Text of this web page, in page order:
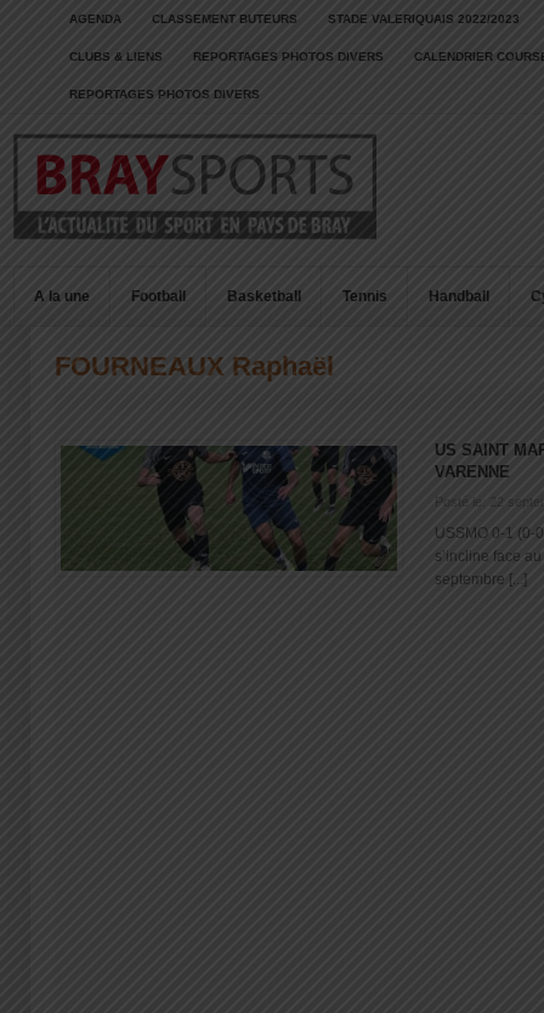
AGENDA CLASSEMENT BUTEURS STADE VALERIQUAIS 2022/2023
CLUBS & LIENS REPORTAGES PHOTOS DIVERS CALENDRIER
REPORTAGES PHOTOS DIVERS
A la une Football Basketball Tennis Handball
FOURNEAUX Raphaël
US SAINT
VARENNE
Posté le: 22
USSMO 0-1 (0-
s’incline face
septembre [...]